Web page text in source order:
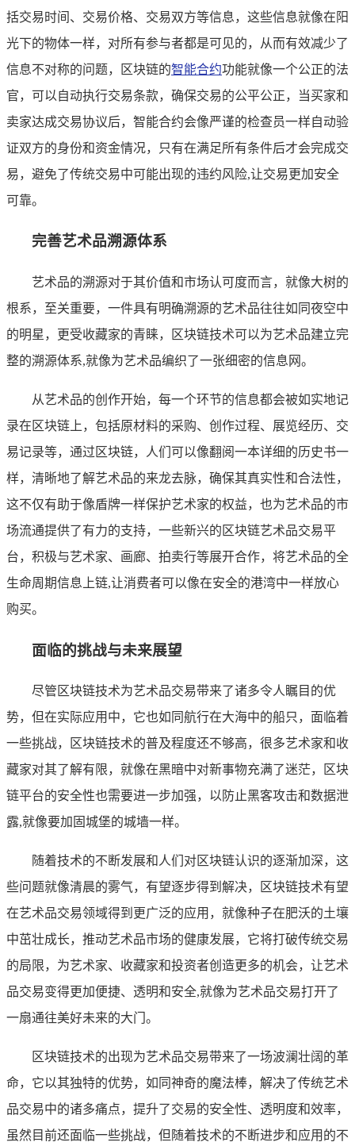
括交易时间、交易价格、交易双方等信息，这些信息就像在阳
光下的物体一样，对所有参与者都是可见的，从而有效减少了
信息不对称的问题，区块链的智能合约功能就像一个公正的法
官，可以自动执行交易条款，确保交易的公平公正，当买家和
卖家达成交易协议后，智能合约会像严谨的检查员一样自动验
证双方的身份和资金情况，只有在满足所有条件后才会完成交
易，避免了传统交易中可能出现的违约风险,让交易更加安全
可靠。
完善艺术品溯源体系
艺术品的溯源对于其价值和市场认可度而言，就像大树的
根系，至关重要，一件具有明确溯源的艺术品往往如同夜空中
的明星，更受收藏家的青睐，区块链技术可以为艺术品建立完
整的溯源体系,就像为艺术品编织了一张细密的信息网。
从艺术品的创作开始，每一个环节的信息都会被如实地记
录在区块链上，包括原材料的采购、创作过程、展览经历、交
易记录等，通过区块链，人们可以像翻阅一本详细的历史书一
样，清晰地了解艺术品的来龙去脉，确保其真实性和合法性，
这不仅有助于像盾牌一样保护艺术家的权益，也为艺术品的市
场流通提供了有力的支持，一些新兴的区块链艺术品交易平
台，积极与艺术家、画廊、拍卖行等展开合作，将艺术品的全
生命周期信息上链,让消费者可以像在安全的港湾中一样放心
购买。
面临的挑战与未来展望
尽管区块链技术为艺术品交易带来了诸多令人瞩目的优
势，但在实际应用中，它也如同航行在大海中的船只，面临着
一些挑战，区块链技术的普及程度还不够高，很多艺术家和收
藏家对其了解有限，就像在黑暗中对新事物充满了迷茫，区块
链平台的安全性也需要进一步加强，以防止黑客攻击和数据泄
露,就像要加固城堡的城墙一样。
随着技术的不断发展和人们对区块链认识的逐渐加深，这
些问题就像清晨的雾气，有望逐步得到解决，区块链技术有望
在艺术品交易领域得到更广泛的应用，就像种子在肥沃的土壤
中茁壮成长，推动艺术品市场的健康发展，它将打破传统交易
的局限，为艺术家、收藏家和投资者创造更多的机会，让艺术
品交易变得更加便捷、透明和安全,就像为艺术品交易打开了
一扇通往美好未来的大门。
区块链技术的出现为艺术品交易带来了一场波澜壮阔的革
命，它以其独特的优势，如同神奇的魔法棒，解决了传统艺术
品交易中的诸多痛点，提升了交易的安全性、透明度和效率，
虽然目前还面临一些挑战，但随着技术的不断进步和应用的不